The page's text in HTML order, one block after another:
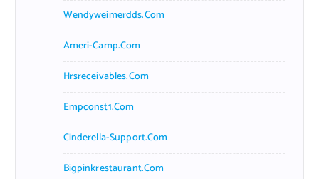
Wendyweimerdds.com
Ameri-Camp.com
Hrsreceivables.com
Empconst1.com
Cinderella-Support.com
Bigpinkrestaurant.com